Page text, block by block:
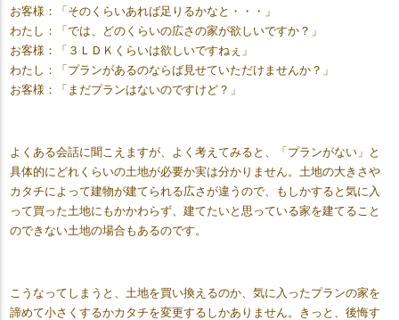
お客様：「そのくらいあれば足りるかなと・・・」
わたし：「では、どのくらいの広さの家が欲しいですか？」
お客様：「３ＬＤＫくらいは欲しいですねぇ」
わたし：「プランがあるのならば見せていただけませんか？」
お客様：「まだプランはないのですけど？」
よくある会話に聞こえますが、よく考えてみると、「プランがない」と
具体的にどれくらいの土地が必要か実は分かりません。土地の大きさや
カタチによって建物が建てられる広さが違うので、もしかすると気に入
って買った土地にもかかわらず、建てたいと思っている家を建てること
のできない土地の場合もあるのです。
こうなってしまうと、土地を買い換えるのか、気に入ったプランの家を
諦めて小さくするかカタチを変更するしかありません。きっと、後悔す